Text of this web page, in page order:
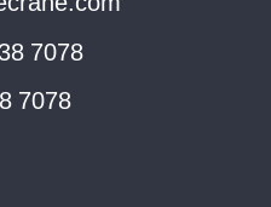
7078
7078